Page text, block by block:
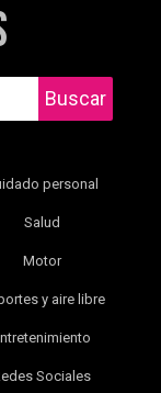
Buscar
personal
Salud
Motor
y aire libre
Sociales